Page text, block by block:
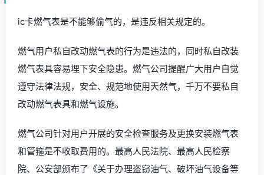
ic卡燃气表是不能够偷气的，是违反相关规定的。
燃气用户私自改动燃气表的行为是违法的，同时私自改装
燃气表具容易埋下安全隐患。燃气公司提醒广大用户自觉
遵守法律法规，安全、规范地使用天然气，千万不要私自
改动燃气表具和燃气设施。
燃气公司针对用户开展的安全检查服务及更换安装燃气表
和管箍是不收取费用的。最高人民法院、最高人民检察
院、公安部颁布了《关于办理盗窃油气、破坏油气设备等